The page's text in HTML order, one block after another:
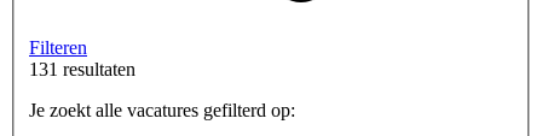
Filteren
131 resultaten
Je zoekt alle vacatures gefilterd op: